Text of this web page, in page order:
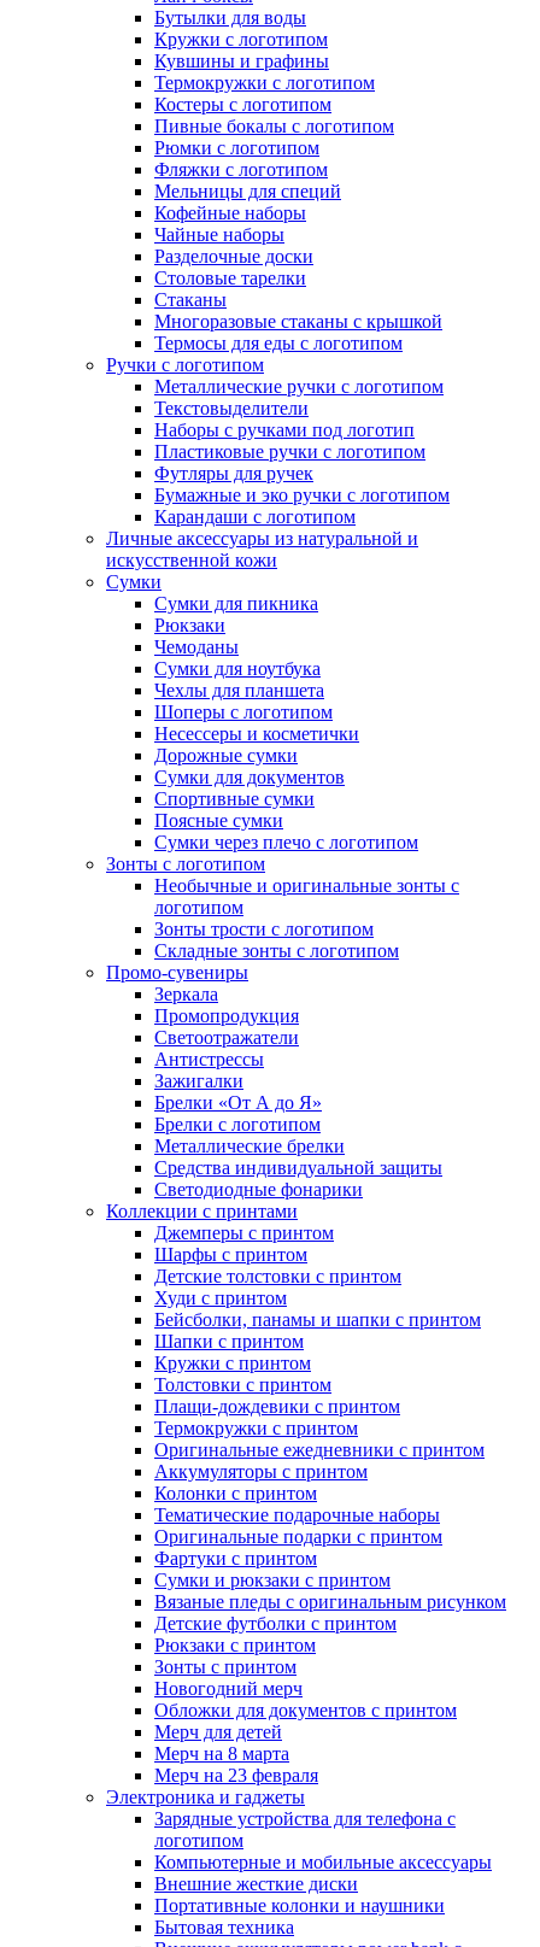
Бутылки для воды
Кружки с логотипом
Кувшины и графины
Термокружки с логотипом
Костеры с логотипом
Пивные бокалы с логотипом
Рюмки с логотипом
Фляжки с логотипом
Мельницы для специй
Кофейные наборы
Чайные наборы
Разделочные доски
Столовые тарелки
Стаканы
Многоразовые стаканы с крышкой
Термосы для еды с логотипом
Ручки с логотипом
Металлические ручки с логотипом
Текстовыделители
Наборы с ручками под логотип
Пластиковые ручки с логотипом
Футляры для ручек
Бумажные и эко ручки с логотипом
Карандаши с логотипом
Личные аксессуары из натуральной и
искусственной кожи
Сумки
Сумки для пикника
Рюкзаки
Чемоданы
Сумки для ноутбука
Чехлы для планшета
Шоперы с логотипом
Несессеры и косметички
Дорожные сумки
Сумки для документов
Спортивные сумки
Поясные сумки
Сумки через плечо с логотипом
Зонты с логотипом
Необычные и оригинальные зонты с
логотипом
Зонты трости с логотипом
Складные зонты с логотипом
Промо-сувениры
Зеркала
Промопродукция
Светоотражатели
Антистрессы
Зажигалки
Брелки «От А до Я»
Брелки с логотипом
Металлические брелки
Средства индивидуальной защиты
Светодиодные фонарики
Коллекции с принтами
Джемперы с принтом
Шарфы с принтом
Детские толстовки с принтом
Худи с принтом
Бейсболки, панамы и шапки с принтом
Шапки с принтом
Кружки с принтом
Толстовки с принтом
Плащи-дождевики с принтом
Термокружки с принтом
Оригинальные ежедневники с принтом
Аккумуляторы с принтом
Колонки с принтом
Тематические подарочные наборы
Оригинальные подарки с принтом
Фартуки с принтом
Сумки и рюкзаки с принтом
Вязаные пледы с оригинальным рисунком
Детские футболки с принтом
Рюкзаки с принтом
Зонты с принтом
Новогодний мерч
Обложки для документов с принтом
Мерч для детей
Мерч на 8 марта
Мерч на 23 февраля
Электроника и гаджеты
Зарядные устройства для телефона с
логотипом
Компьютерные и мобильные аксессуары
Внешние жесткие диски
Портативные колонки и наушники
Бытовая техника